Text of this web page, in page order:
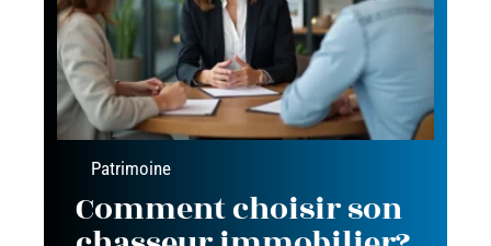
Patrimoine
Comment choisir son